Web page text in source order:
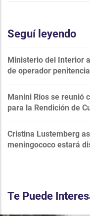
Seguí leyendo
Ministerio del Interior
de operador
Manini Ríos se reunió
para la Rendición de
Cristina Lustemberg
meningococo estará
Te Puede